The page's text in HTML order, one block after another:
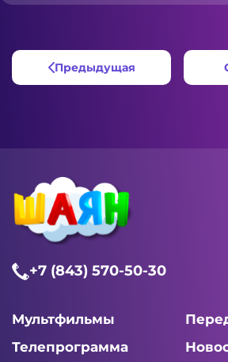
Предыдущая
+7 (843) 570-50-30
Мультфильмы
Телепрограмма